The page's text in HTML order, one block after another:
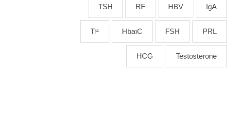
IgA
HBV
RF
TSH
PRL
FSH
Hba1C
T4
Testosterone
HCG